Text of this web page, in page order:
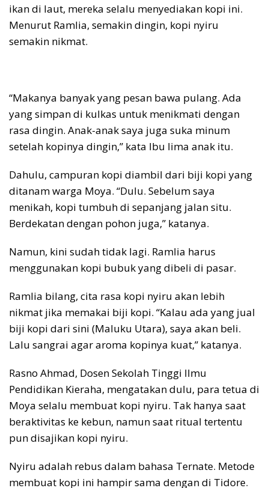
ikan di laut, mereka selalu menyediakan kopi ini.
Menurut Ramlia, semakin dingin, kopi nyiru
semakin nikmat.
“Makanya banyak yang pesan bawa pulang. Ada
yang simpan di kulkas untuk menikmati dengan
rasa dingin. Anak-anak saya juga suka minum
setelah kopinya dingin,” kata Ibu lima anak itu.
Dahulu, campuran kopi diambil dari biji kopi yang
ditanam warga Moya. “Dulu. Sebelum saya
menikah, kopi tumbuh di sepanjang jalan situ.
Berdekatan dengan pohon juga,” katanya.
Namun, kini sudah tidak lagi. Ramlia harus
menggunakan kopi bubuk yang dibeli di pasar.
Ramlia bilang, cita rasa kopi nyiru akan lebih
nikmat jika memakai biji kopi. “Kalau ada yang jual
biji kopi dari sini (Maluku Utara), saya akan beli.
Lalu sangrai agar aroma kopinya kuat,” katanya.
Rasno Ahmad, Dosen Sekolah Tinggi Ilmu
Pendidikan Kieraha, mengatakan dulu, para tetua di
Moya selalu membuat kopi nyiru. Tak hanya saat
beraktivitas ke kebun, namun saat ritual tertentu
pun disajikan kopi nyiru.
Nyiru adalah rebus dalam bahasa Ternate. Metode
membuat kopi ini hampir sama dengan di Tidore.